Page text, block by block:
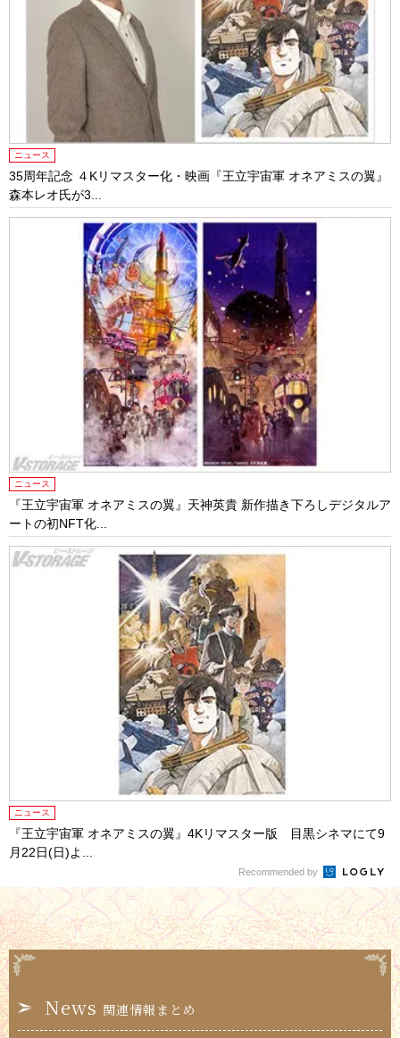
ニュース
35周年記念 ４Kリマスター化・映画『王立宇宙軍 オネアミスの翼』
森本レオ氏が3...
ニュース
『王立宇宙軍 オネアミスの翼』天神英貴 新作描き下ろしデジタルア
ートの初NFT化...
ニュース
『王立宇宙軍 オネアミスの翼』4Kリマスター版 目黒シネマにて9
月22日(日)よ...
Recommended by
News 関連情報まとめ